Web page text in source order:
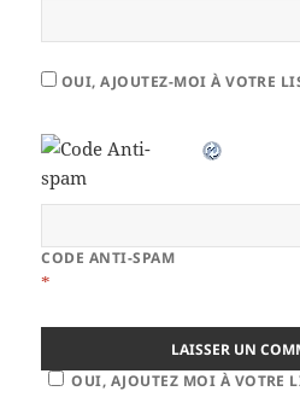
OUI, AJOUTEZ-MOI À VOTRE
CODE ANTI-SPAM
*
OUI, AJOUTEZ MOI À VOTRE